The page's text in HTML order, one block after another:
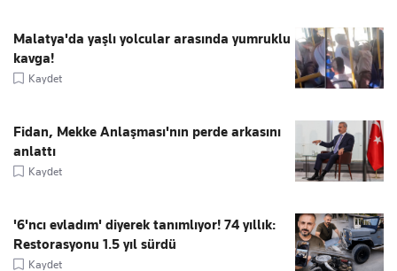
Malatya'da yaşlı yolcular arasında yumruklu
kavga!
Kaydet
Fidan, Mekke Anlaşması'nın perde arkasını
anlattı
Kaydet
'6'ncı evladım' diyerek tanımlıyor! 74 yıllık:
Restorasyonu 1.5 yıl sürdü
Kaydet